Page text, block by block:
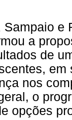
Sampaio e
a
de
nos
o
opções